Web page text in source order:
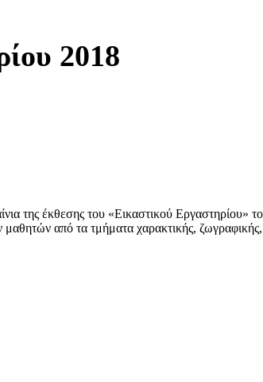
2018
της έκθεσης του «Εικαστικού Εργαστηρίου»
από τα τμήματα χαρακτικής, ζωγραφικής,